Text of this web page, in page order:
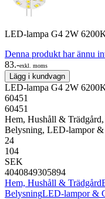
LED-lampa G4 2W
Denna produkt har ännu
83.-exkl. moms
Lägg i kundvagn
LED-lampa G4 2W
60451
60451
Hem, Hushåll &
Belysning, LED-lampor
24
104
SEK
4040849305894
Hem, Hushåll & Trädgård
BelysningLED-lampor &